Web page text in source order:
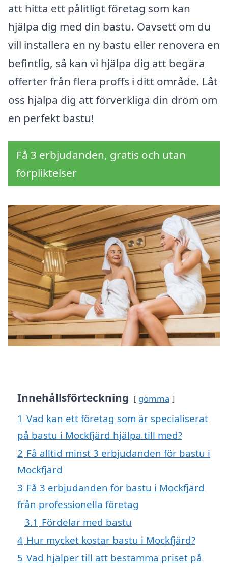
att hitta ett pålitligt företag som kan
hjälpa dig med din bastu. Oavsett om du
vill installera en ny bastu eller renovera en
befintlig, så kan vi hjälpa dig att begära
offerter från flera proffs i ditt område. Låt
oss hjälpa dig att förverkliga din dröm om
en perfekt bastu!
Få 3 erbjudanden, gratis och utan
förpliktelser
Innehållsförteckning gömma
1 Vad kan ett företag som är specialiserat
på bastu i Mockfjärd hjälpa till med?
2 Få alltid minst 3 erbjudanden för bastu i
Mockfjärd
3 Få 3 erbjudanden för bastu i Mockfjärd
från professionella företag
3.1 Fördelar med bastu
4 Hur mycket kostar bastu i Mockfjärd?
5 Vad hjälper till att bestämma priset på